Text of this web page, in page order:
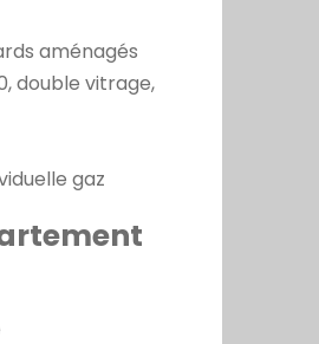
aménagés
double vitrage,
gaz